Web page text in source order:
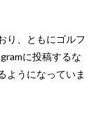
り、ともにゴルフ
に投稿するな
ようになっていま